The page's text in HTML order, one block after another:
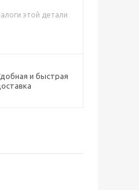
этой детали
и быстрая